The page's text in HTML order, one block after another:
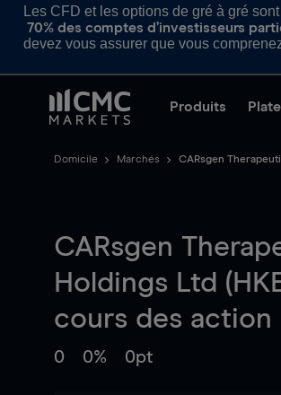
Les CFD et les options de gré à gré
70% des comptes d’investisseurs
devez vous assurer que vous
Produits
Domicile Marchés CARsgen
CARsgen
Holdings Ltd
cours des action
0 0% 0pt